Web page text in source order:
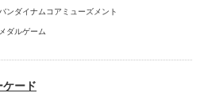
バンダイナムコアミューズメント
メダルゲーム
ケード